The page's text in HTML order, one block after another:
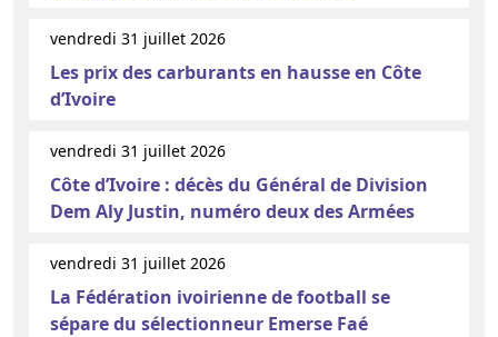
vendredi 31 juillet 2026
Les prix des carburants en hausse en Côte
d’Ivoire
vendredi 31 juillet 2026
Côte d’Ivoire : décès du Général de Division
Dem Aly Justin, numéro deux des Armées
vendredi 31 juillet 2026
La Fédération ivoirienne de football se
sépare du sélectionneur Emerse Faé